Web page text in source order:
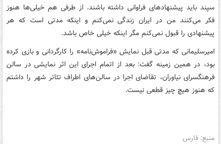
سپند باید پیشنهادهای فراوانی داشته باشند. از طرفی هم خیلی‌ها هنوز
فکر می‌کنند من در ایران زندگی نمی‌کنم و اینکه مدتی است که هر
پیشنهادی را قبول نمی‌کنم مگر اینکه خیلی خاص باشد.
امیرسلیمانی که مدتی قبل نمایش «فراموش‌نامه» را کارگردانی و بازی کرده
بود، در همین زمینه گفت: بعد از اتمام اجرای این اثر نمایشی در سالن
فرهنگسرای نیاوران، تقاضای اجرا در سالن‌‌های اطراف تئاتر شهر را داشتم
که هنوز هیچ چیز قطعی نیست.
منبع: فارس